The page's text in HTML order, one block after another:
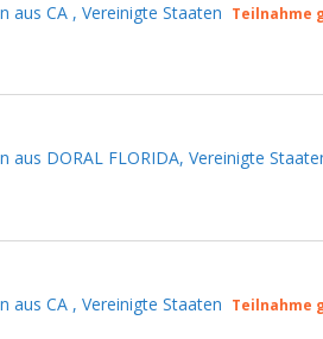
aus CA , Vereinigte Staaten Teilnahme
aus DORAL FLORIDA, Vereinigte
aus CA , Vereinigte Staaten Teilnahme